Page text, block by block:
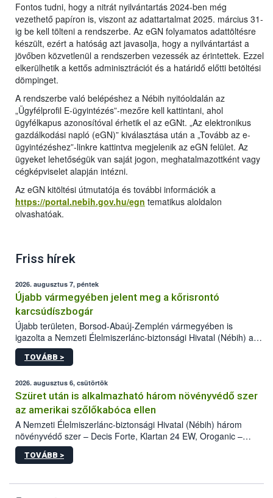
Fontos tudni, hogy a nitrát nyilvántartás 2024-ben még
vezethető papíron is, viszont az adattartalmat 2025. március 31-
ig be kell tölteni a rendszerbe. Az eGN folyamatos adattöltésre
készült, ezért a hatóság azt javasolja, hogy a nyilvántartást a
jövőben közvetlenül a rendszerben vezessék az érintettek. Ezzel
elkerülhetik a kettős adminisztrációt és a határidő előtti betöltési
dömpinget.
A rendszerbe való belépéshez a Nébih nyitóoldalán az
„Ügyfélprofil E-ügyintézés”-mezőre kell kattintani, ahol
ügyfélkapus azonosítóval érhetik el az eGNt. „Az elektronikus
gazdálkodási napló (eGN)” kiválasztása után a „Tovább az e-
ügyintézéshez”-linkre kattintva megjelenik az eGN felület. Az
ügyeket lehetőségük van saját jogon, meghatalmazottként vagy
cégképviselet alapján intézni.
Az eGN kitöltési útmutatója és további információk a
https://portal.nebih.gov.hu/egn tematikus aloldalon
olvashatóak.
Friss hírek
2026. augusztus 7, péntek
Újabb vármegyében jelent meg a kőrisrontó
karcsúdíszbogár
Újabb területen, Borsod-Abaúj-Zemplén vármegyében is
igazolta a Nemzeti Élelmiszerlánc-biztonsági Hivatal (Nébih) a
kőrisrontó karcsúdíszbogár (Agrilus planipennis) jelenlétét. A
kártevőt nem csak színcsapdában találták meg, de már fertőzött
az intenzív felderítést, emellett az intézkedéseket a szlovák
hatósággal is összehangolják a terjedés megállítása érdekében.
TOVÁBB >
2026. augusztus 6, csütörtök
Szüret után is alkalmazható három növényvédő szer
az amerikai szőlőkabóca ellen
A Nemzeti Élelmiszerlánc-biztonsági Hivatal (Nébih) három
növényvédő szer – Decis Forte, Klartan 24 EW, Oroganic –
engedélyokiratát módosította, így azok a szüretet követően,
egészen a vesszőérettség (BBCH 91) stádiumáig
érésű szőlőkben is legyen lehetőség a károsító elleni további
TOVÁBB >